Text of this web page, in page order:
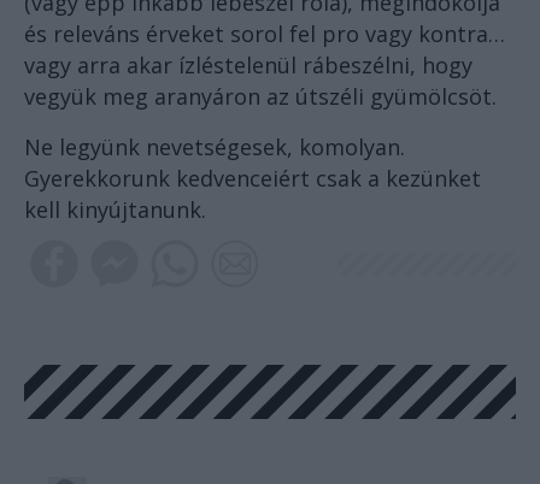
és releváns érveket sorol fel pro vagy kontra…
vagy arra akar ízléstelenül rábeszélni, hogy
vegyük meg aranyáron az útszéli gyümölcsöt.
Ne legyünk nevetségesek, komolyan.
Gyerekkorunk kedvenceiért csak a kezünket
kell kinyújtanunk.